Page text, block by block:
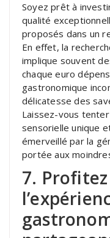
Soyez prêt à
qualité
proposés dans un
En effet, la
implique souvent
chaque euro
gastronomique
délicatesse des
Laissez-vous
sensorielle unique
émerveillé par la
portée aux
7.